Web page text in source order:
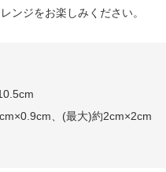
ンジをお楽しみください。
、(最大)約2cm×2cm